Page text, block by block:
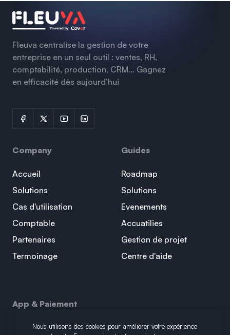
Fleuva centralise la gestion de votre
entreprise en un seul outil : ventes, RH,
comptabilité, production, CRM… Gagnez
en efficacité dès aujourd’hui
Company
Accueil
Solutions
Cas d'utilisation
Comptable
Partenaires
Termoinage
Guides
Roadmap
Solutions
Evenements
Accuatilies
Gestion de projet
Centre d'aide
App & Paiement
Plus de 15 applications interconnectées
Nous utilisons des cookies pour améliorer votre expérience